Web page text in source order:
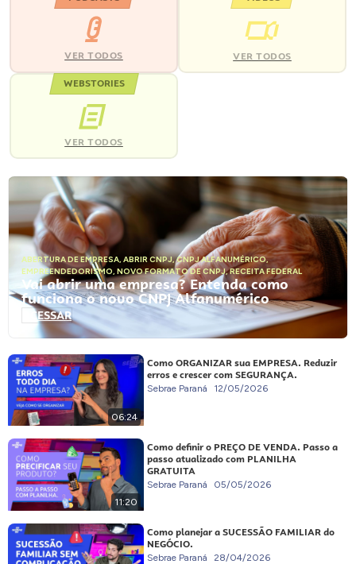
VER TODOS VER TODOS
WEBSTORIES
VER TODOS
ABERTURA DE EMPRESA, ABRIR CNPJ,CNPJ ALFANUMÉRICO,
EMPREENDEDORISMO, NOVO FORMATO DE CNPJ,RECEITA FEDERAL
Vai abrir uma empresa? Entenda como
funciona o novo CNPJ Alfanumérico
ACESSAR
06:24
Como ORGANIZAR sua EMPRESA. Reduzir
erros e crescer com SEGURANÇA.
Sebrae Paraná 12/05/2026
11:20
Como definir o PREÇO DE VENDA. Passo a
passo atualizado com PLANILHA
GRATUITA
Sebrae Paraná 05/05/2026
Como planejar a SUCESSÃO FAMILIAR do
NEGÓCIO.
Sebrae Paraná 28/04/2026